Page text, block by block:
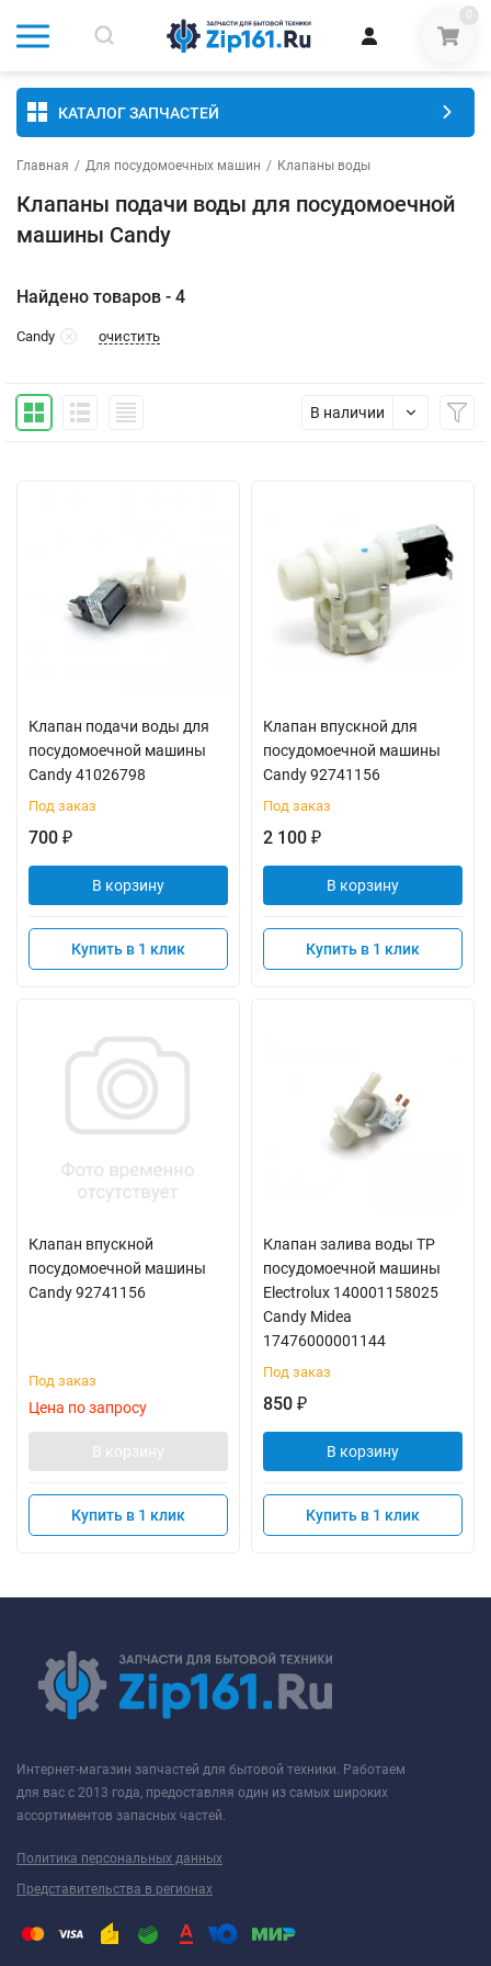
0
КАТАЛОГ ЗАПЧАСТЕЙ
Главная / Для посудомоечных машин / Клапаны воды
Клапаны подачи воды для посудомоечной
машины Candy
Найдено товаров - 4
Candy очистить
В наличии
Клапан подачи воды для
посудомоечной машины
Candy 41026798
Под заказ
700 ₽
В корзину
Купить в 1 клик
Клапан впускной для
посудомоечной машины
Candy 92741156
Под заказ
2 100 ₽
В корзину
Купить в 1 клик
Клапан впускной
посудомоечной машины
Candy 92741156
Под заказ
Цена по запросу
В корзину
Купить в 1 клик
Клапан залива воды TP
посудомоечной машины
Electrolux 140001158025
Candy Midea
17476000001144
Под заказ
850 ₽
В корзину
Купить в 1 клик
Интернет-магазин запчастей для бытовой техники. Работаем
для вас с 2013 года, предоставляя один из самых широких
ассортиментов запасных частей.
Политика персональных данных
Представительства в регионах